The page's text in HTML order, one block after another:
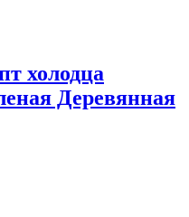
холодца
Деревянная